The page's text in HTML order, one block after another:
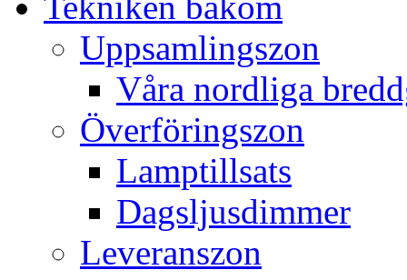
Uppsamlingszon
Våra nordliga
Överföringszon
Lamptillsats
Dagsljusdimmer
Leveranszon